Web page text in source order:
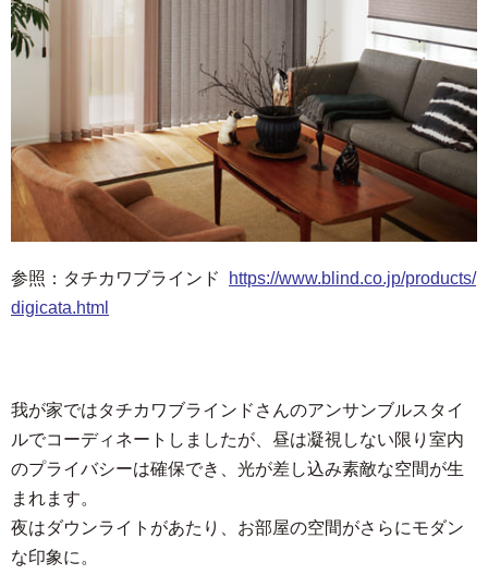
参照：タチカワブラインド
https://www.blind.co.jp/products/
digicata.html
我が家ではタチカワブラインドさんのアンサンブルスタイ
ルでコーディネートしましたが、昼は凝視しない限り室内
のプライバシーは確保でき、光が差し込み素敵な空間が生
まれます。
夜はダウンライトがあたり、お部屋の空間がさらにモダン
な印象に。